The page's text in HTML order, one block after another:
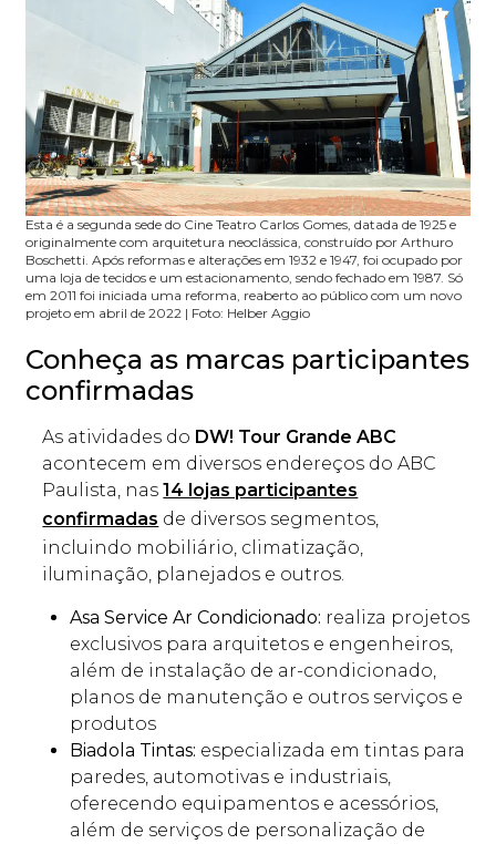
Esta é a segunda sede do Cine Teatro Carlos Gomes, datada de 1925 e
originalmente com arquitetura neoclássica, construído por Arthuro
Boschetti. Após reformas e alterações em 1932 e 1947, foi ocupado por
uma loja de tecidos e um estacionamento, sendo fechado em 1987. Só
em 2011 foi iniciada uma reforma, reaberto ao público com um novo
projeto em abril de 2022 | Foto: Helber Aggio
Conheça as marcas participantes
confirmadas
As atividades do DW! Tour Grande ABC
acontecem em diversos endereços do ABC
Paulista, nas14 lojas participantes
confirmadas de diversos segmentos,
incluindo mobiliário, climatização,
iluminação, planejados e outros.
Asa Service Ar Condicionado: realiza projetos
exclusivos para arquitetos e engenheiros,
além de instalação de ar-condicionado,
planos de manutenção e outros serviços e
produtos
Biadola Tintas: especializada em tintas para
paredes, automotivas e industriais,
oferecendo equipamentos e acessórios,
além de serviços de personalização de